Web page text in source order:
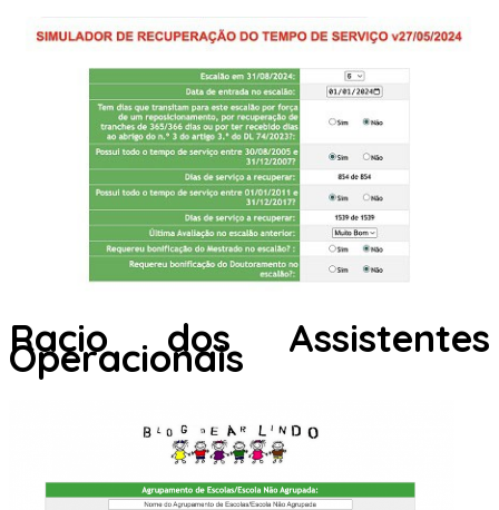
Racio dos Assistentes
Operacionais